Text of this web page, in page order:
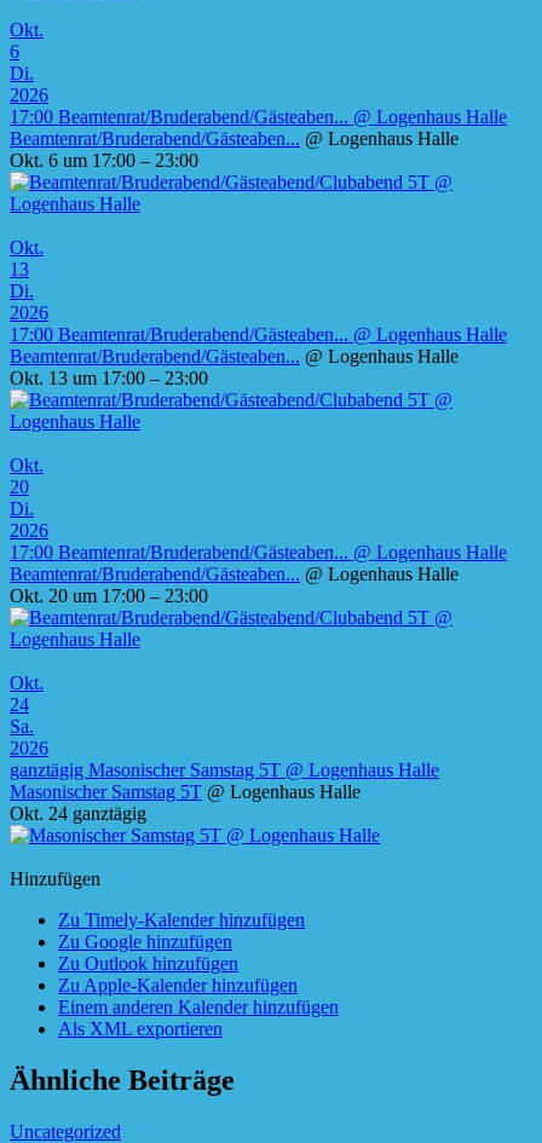
Okt.
6
Di.
2026
17:00 Beamtenrat/Bruderabend/Gästeaben... @ Logenhaus Halle
Beamtenrat/Bruderabend/Gästeaben... @ Logenhaus Halle
Okt. 6 um 17:00 – 23:00
Okt.
13
Di.
2026
17:00 Beamtenrat/Bruderabend/Gästeaben... @ Logenhaus Halle
Beamtenrat/Bruderabend/Gästeaben... @ Logenhaus Halle
Okt. 13 um 17:00 – 23:00
Okt.
20
Di.
2026
17:00 Beamtenrat/Bruderabend/Gästeaben... @ Logenhaus Halle
Beamtenrat/Bruderabend/Gästeaben... @ Logenhaus Halle
Okt. 20 um 17:00 – 23:00
Okt.
24
Sa.
2026
ganztägig Masonischer Samstag 5T @ Logenhaus Halle
Masonischer Samstag 5T @ Logenhaus Halle
Okt. 24 ganztägig
Hinzufügen
Zu Timely-Kalender hinzufügen
Zu Google hinzufügen
Zu Outlook hinzufügen
Zu Apple-Kalender hinzufügen
Einem anderen Kalender hinzufügen
Als XML exportieren
Ähnliche Beiträge
Uncategorized